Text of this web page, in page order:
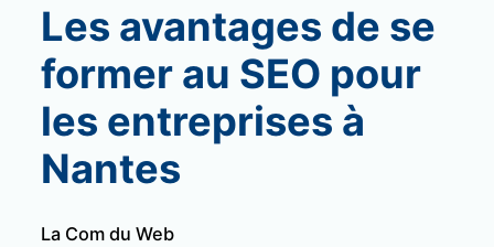
Les avantages de se
former au SEO pour
les entreprises à
Nantes
La Com du Web